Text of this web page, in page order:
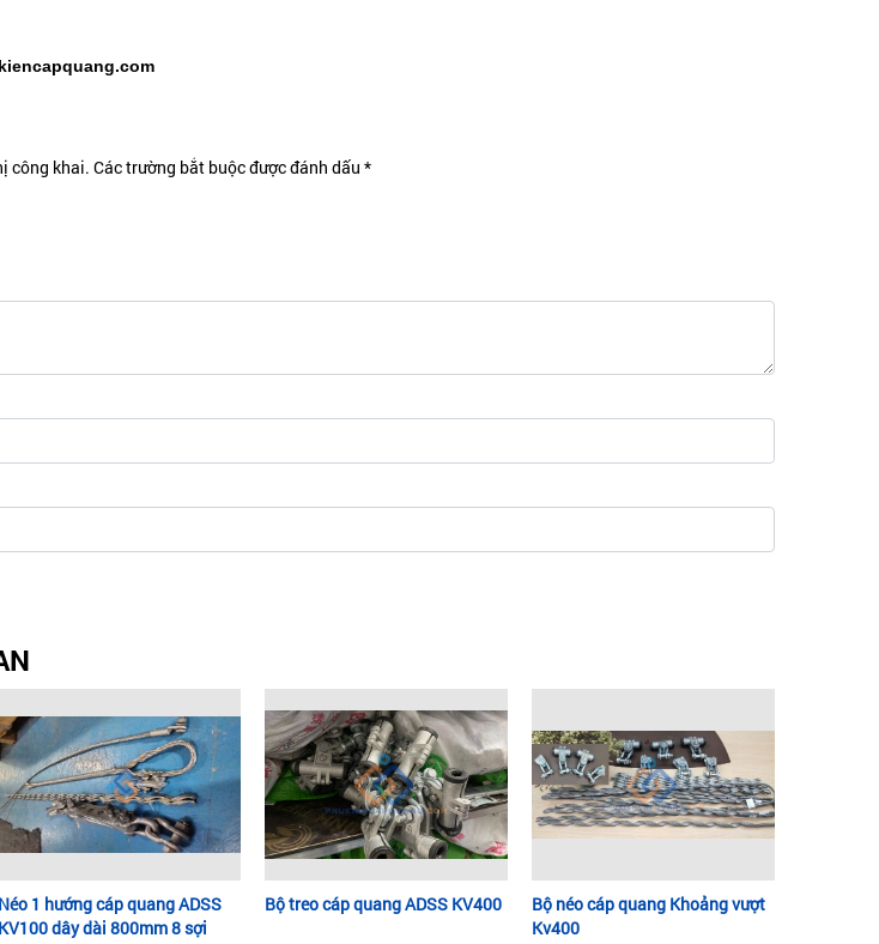
công khai. Các trường bắt buộc được đánh dấu *
Néo 1 hướng cáp quang ADSS
KV100 dây dài 800mm 8 sợi
Bộ treo cáp quang ADSS KV400
Bộ néo cáp quang Khoảng vượt
Kv400